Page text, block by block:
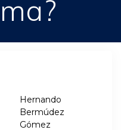
Hernando
Bermúdez
Gómez